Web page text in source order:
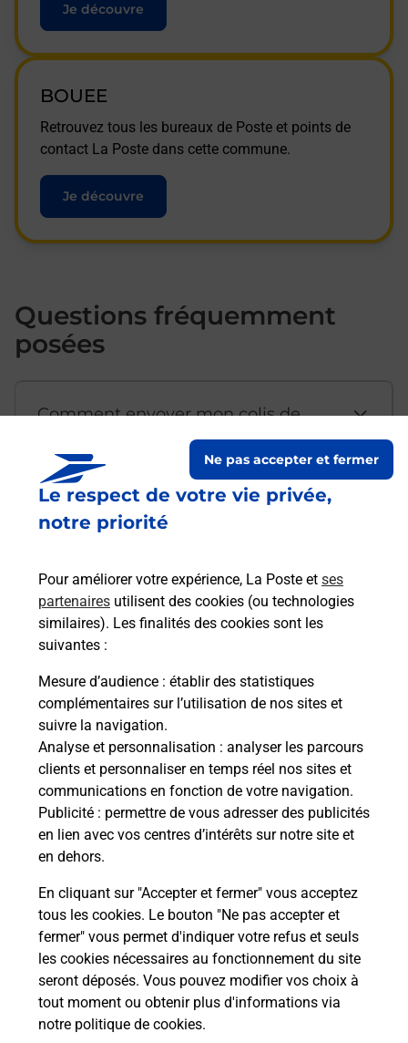
Le respect de votre vie privée,
notre priorité
Pour améliorer votre expérience, La Poste et ses
partenaires utilisent des cookies (ou technologies
similaires). Les finalités des cookies sont les
suivantes :
Mesure d’audience : établir des statistiques
complémentaires sur l’utilisation de nos sites et
suivre la navigation.
Analyse et personnalisation : analyser les parcours
clients et personnaliser en temps réel nos sites et
communications en fonction de votre navigation.
Publicité : permettre de vous adresser des publicités
en lien avec vos centres d’intérêts sur notre site et
en dehors.
En cliquant sur "Accepter et fermer" vous acceptez
tous les cookies. Le bouton "Ne pas accepter et
fermer" vous permet d'indiquer votre refus et seuls
les cookies nécessaires au fonctionnement du site
seront déposés. Vous pouvez modifier vos choix à
tout moment ou obtenir plus d'informations via
notre politique de cookies.
Ne pas accepter et fermer
Je découvre
BOUEE
Retrouvez tous les bureaux de Poste et points de
contact La Poste dans cette commune.
Je découvre
Questions fréquemment
posées
Comment envoyer mon colis de
Est-il possible d’acheter un
emballage directement depuis un
Comment demander une
modification de livraison ?
Comment La Poste participe-t-elle
à votre sécurité au quotidien ?
Puis-je passer mon code de la route
avec La Poste et sous quelles
conditions ?
Localiser Liste Loire-Atlantique LE TEMPLE DE BRETAGNE